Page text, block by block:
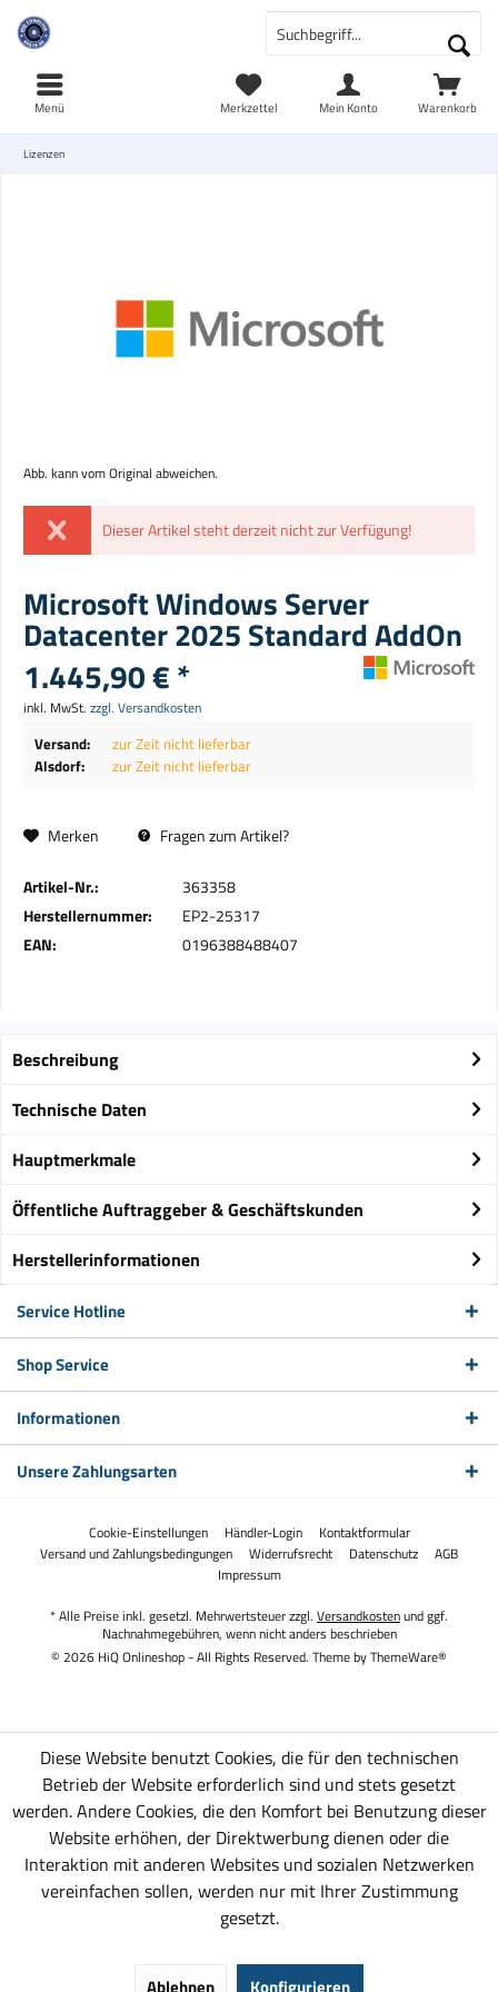
Warenkorb
Merkzettel Mein Konto
Menü
Lizenzen
Abb. kann vom Original abweichen.
Dieser Artikel steht derzeit nicht zur Verfügung!
Microsoft Windows Server
Datacenter 2025 Standard AddOn
1.445,90 € *
inkl. MwSt. zzgl. Versandkosten
Versand:
zur Zeit nicht lieferbar
Alsdorf:
zur Zeit nicht lieferbar
Merken Fragen zum Artikel?
Artikel-Nr.:
363358
Herstellernummer:
EP2-25317
EAN:
0196388488407
Beschreibung
Technische Daten
Hauptmerkmale
Öffentliche Auftraggeber & Geschäftskunden
Herstellerinformationen
Service Hotline
Shop Service
Informationen
Unsere Zahlungsarten
Cookie-Einstellungen Händler-Login
Kontaktformular
Versand und Zahlungsbedingungen
Widerrufsrecht Datenschutz
AGB
Impressum
* Alle Preise inkl. gesetzl. Mehrwertsteuer zzgl. Versandkostenund ggf.
Nachnahmegebühren, wenn nicht anders beschrieben
© 2026 HiQ Onlineshop - All Rights Reserved. Theme byThemeWare®
Diese Website benutzt Cookies, die für den technischen
Betrieb der Website erforderlich sind und stets gesetzt
werden. Andere Cookies, die den Komfort bei Benutzung dieser
Website erhöhen, der Direktwerbung dienen oder die
Interaktion mit anderen Websites und sozialen Netzwerken
vereinfachen sollen, werden nur mit Ihrer Zustimmung
gesetzt.